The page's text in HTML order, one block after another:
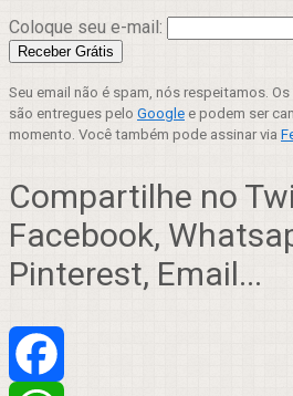
Coloque seu e-mail:
Seu email não é spam, nós respeitamos.
são entregues pelo Google e podem ser
momento. Você também pode assinar via
Compartilhe no
Facebook,
Pinterest, Email...